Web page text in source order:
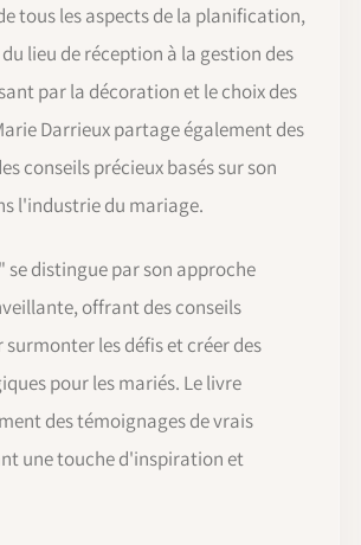
tous les aspects de la planification,
lieu de réception à la gestion des
par la décoration et le choix des
Darrieux partage également des
conseils précieux basés sur son
l'industrie du mariage.
se distingue par son approche
offrant des conseils
les défis et créer des
pour les mariés. Le livre
des témoignages de vrais
une touche d'inspiration et